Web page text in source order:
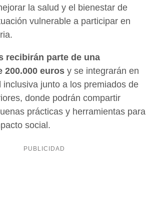
la salud y el bienestar de
vulnerable a participar en
recibirán parte de una
200.000 euros y se integrarán en
inclusiva junto a los premiados de
donde podrán compartir
prácticas y herramientas para
social.